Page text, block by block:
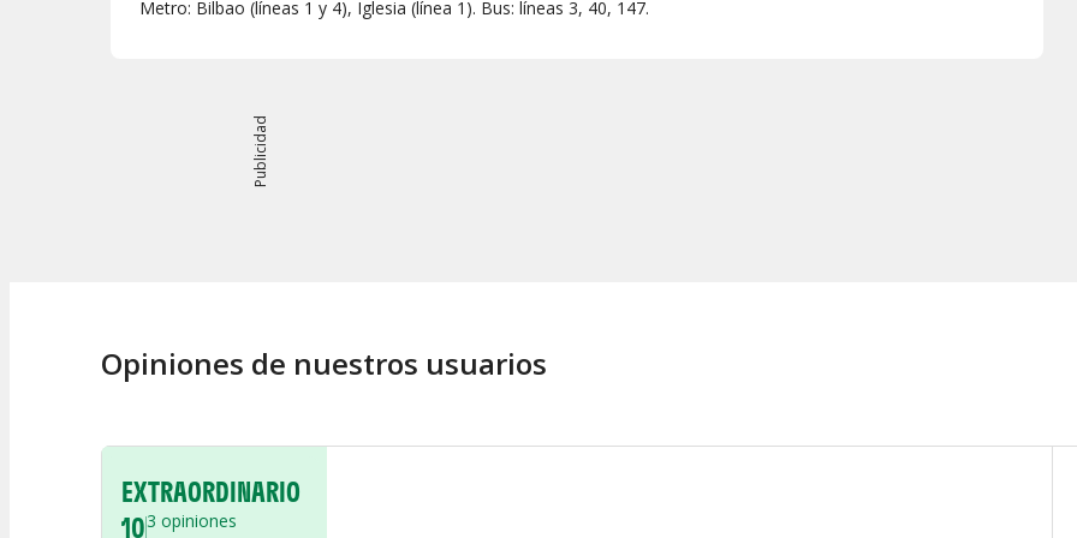
Metro: Bilbao (líneas 1 y 4), Iglesia (línea 1). Bus: líneas 3, 40, 147.
Publicidad
Opiniones de nuestros usuarios
EXTRAORDINARIO
103 opiniones